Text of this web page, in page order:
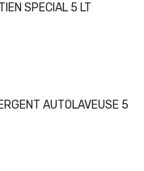
SPECIAL 5 LT
AUTOLAVEUSE 5